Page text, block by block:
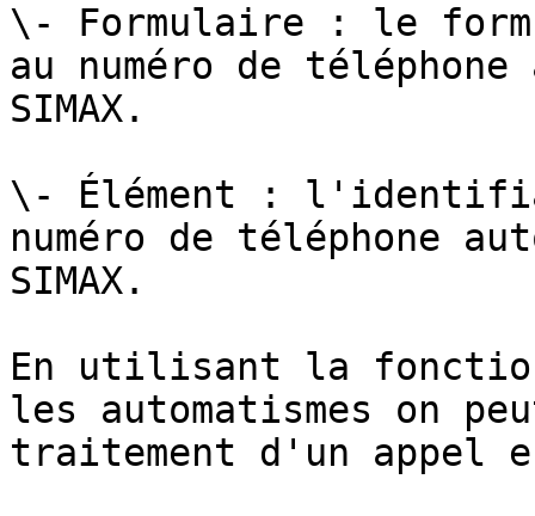
\- Formulaire : le
au numéro de
SIMAX.
\- Élément :
numéro de téléphone
SIMAX.
En utilisant la fonction
les automatismes on
traitement d'un appel